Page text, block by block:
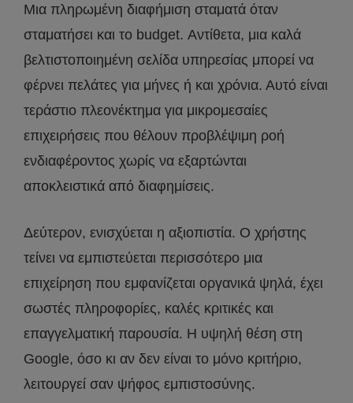
Μια πληρωμένη διαφήμιση σταματά όταν
σταματήσει και το budget. Αντίθετα, μια καλά
βελτιστοποιημένη σελίδα υπηρεσίας μπορεί να
φέρνει πελάτες για μήνες ή και χρόνια. Αυτό είναι
τεράστιο πλεονέκτημα για μικρομεσαίες
επιχειρήσεις που θέλουν προβλέψιμη ροή
ενδιαφέροντος χωρίς να εξαρτώνται
αποκλειστικά από διαφημίσεις.
Δεύτερον, ενισχύεται η αξιοπιστία. Ο χρήστης
τείνει να εμπιστεύεται περισσότερο μια
επιχείρηση που εμφανίζεται οργανικά ψηλά, έχει
σωστές πληροφορίες, καλές κριτικές και
επαγγελματική παρουσία. Η υψηλή θέση στη
Google, όσο κι αν δεν είναι το μόνο κριτήριο,
λειτουργεί σαν ψήφος εμπιστοσύνης.